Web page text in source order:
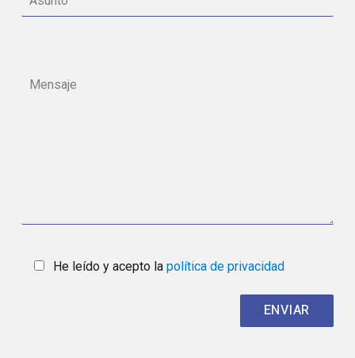
He leído y acepto la política de privacidad